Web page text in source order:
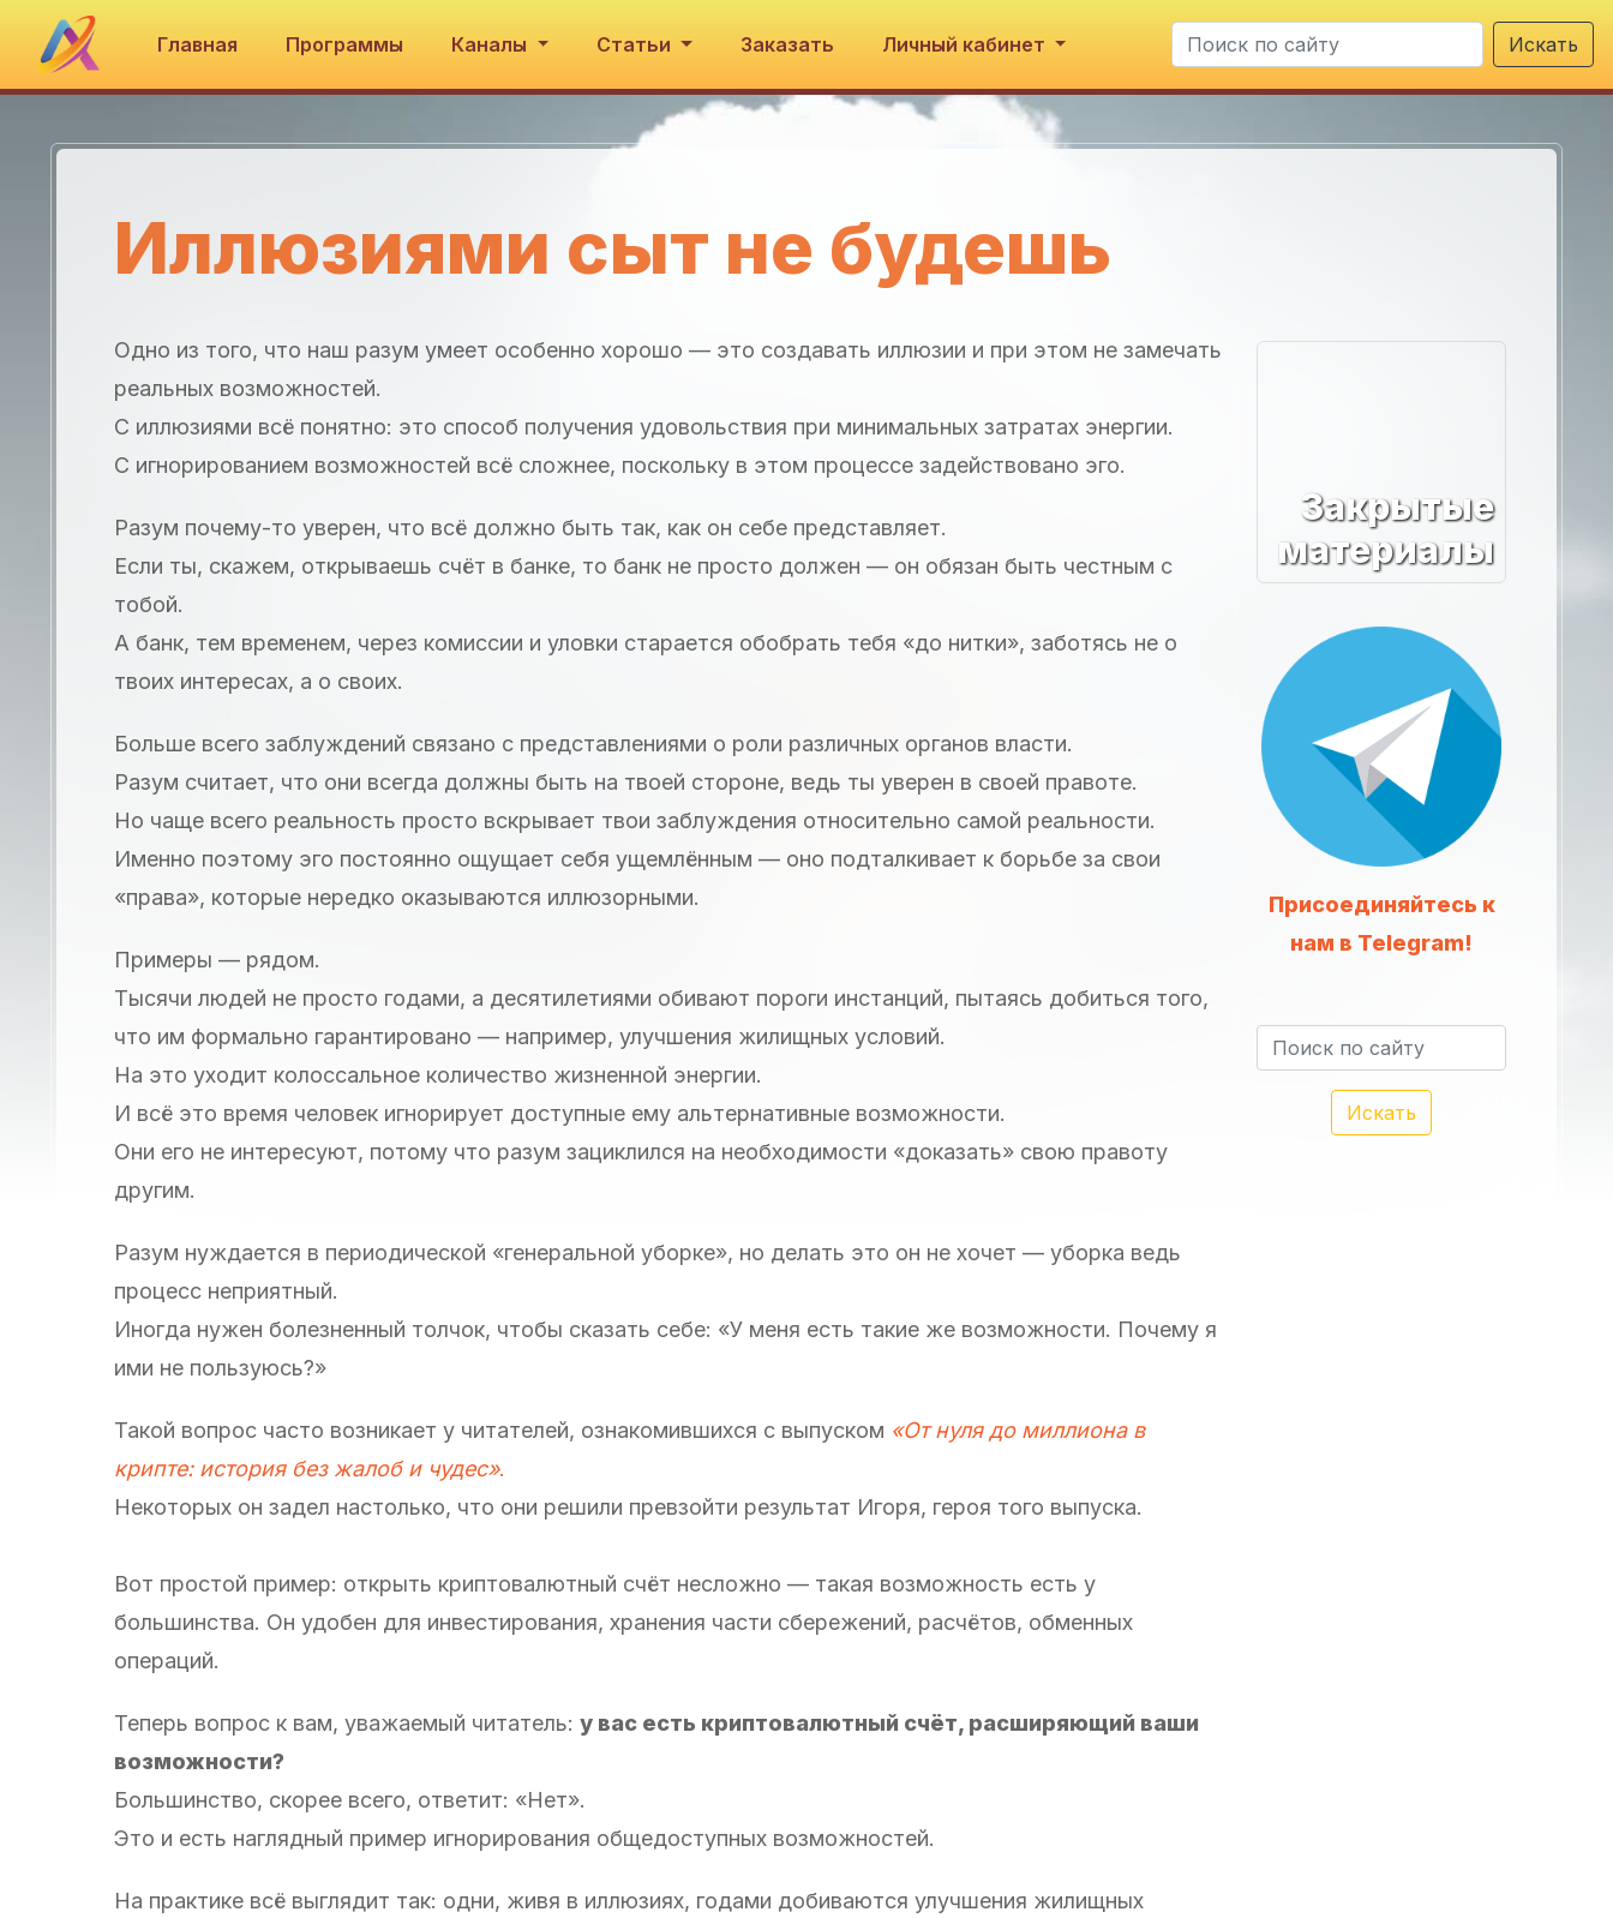
Главная Программы Каналы Статьи Заказать Личный кабинет Искать
Иллюзиями сыт не будешь
Одно из того, что наш разум умеет особенно хорошо — это создавать иллюзии и при этом не замечать
реальных возможностей.
С иллюзиями всё понятно: это способ получения удовольствия при минимальных затратах энергии.
С игнорированием возможностей всё сложнее, поскольку в этом процессе задействовано эго.
Разум почему-то уверен, что всё должно быть так, как он себе представляет.
Если ты, скажем, открываешь счёт в банке, то банк не просто должен — он обязан быть честным с
тобой.
А банк, тем временем, через комиссии и уловки старается обобрать тебя «до нитки», заботясь не о
твоих интересах, а о своих.
Больше всего заблуждений связано с представлениями о роли различных органов власти.
Разум считает, что они всегда должны быть на твоей стороне, ведь ты уверен в своей правоте.
Но чаще всего реальность просто вскрывает твои заблуждения относительно самой реальности.
Именно поэтому эго постоянно ощущает себя ущемлённым — оно подталкивает к борьбе за свои
«права», которые нередко оказываются иллюзорными.
Примеры — рядом.
Тысячи людей не просто годами, а десятилетиями обивают пороги инстанций, пытаясь добиться того,
что им формально гарантировано — например, улучшения жилищных условий.
На это уходит колоссальное количество жизненной энергии.
И всё это время человек игнорирует доступные ему альтернативные возможности.
Они его не интересуют, потому что разум зациклился на необходимости «доказать» свою правоту
другим.
Разум нуждается в периодической «генеральной уборке», но делать это он не хочет — уборка ведь
процесс неприятный.
Иногда нужен болезненный толчок, чтобы сказать себе: «У меня есть такие же возможности. Почему я
ими не пользуюсь?»
Такой вопрос часто возникает у читателей, ознакомившихся с выпуском «От нуля до миллиона в
крипте: история без жалоб и чудес».
Некоторых он задел настолько, что они решили превзойти результат Игоря, героя того выпуска.
Вот простой пример: открыть криптовалютный счёт несложно — такая возможность есть у
большинства. Он удобен для инвестирования, хранения части сбережений, расчётов, обменных
операций.
Теперь вопрос к вам, уважаемый читатель: у вас есть криптовалютный счёт, расширяющий ваши
возможности?
Большинство, скорее всего, ответит: «Нет».
Это и есть наглядный пример игнорирования общедоступных возможностей.
На практике всё выглядит так: одни, живя в иллюзиях, годами добиваются улучшения жилищных
Закрытые
материалы
Присоединяйтесь к
нам в Telegram!
Искать